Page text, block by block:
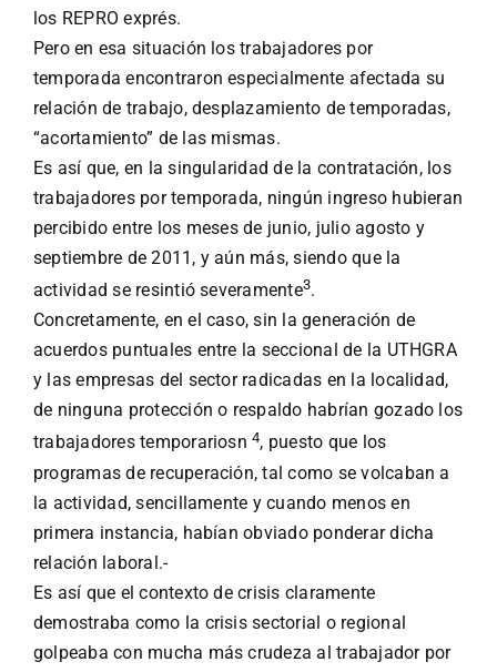
los REPRO exprés.
Pero en esa situación los trabajadores por
temporada encontraron especialmente afectada su
relación de trabajo, desplazamiento de temporadas,
“acortamiento” de las mismas.
Es así que, en la singularidad de la contratación, los
trabajadores por temporada, ningún ingreso hubieran
percibido entre los meses de junio, julio agosto y
septiembre de 2011, y aún más, siendo que la
actividad se resintió severamente3.
Concretamente, en el caso, sin la generación de
acuerdos puntuales entre la seccional de la UTHGRA
y las empresas del sector radicadas en la localidad,
de ninguna protección o respaldo habrían gozado los
trabajadores temporariosn4, puesto que los
programas de recuperación, tal como se volcaban a
la actividad, sencillamente y cuando menos en
primera instancia, habían obviado ponderar dicha
relación laboral.-
Es así que el contexto de crisis claramente
demostraba como la crisis sectorial o regional
golpeaba con mucha más crudeza al trabajador por